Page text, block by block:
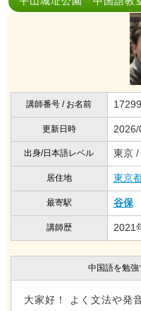
講師番号 / お名前
更新日時
出身/日本語レベル 東京 /
居住地 東京
最寄駅 谷保
講師歴 2021
中国語を勉
大家好！ よく文法や発